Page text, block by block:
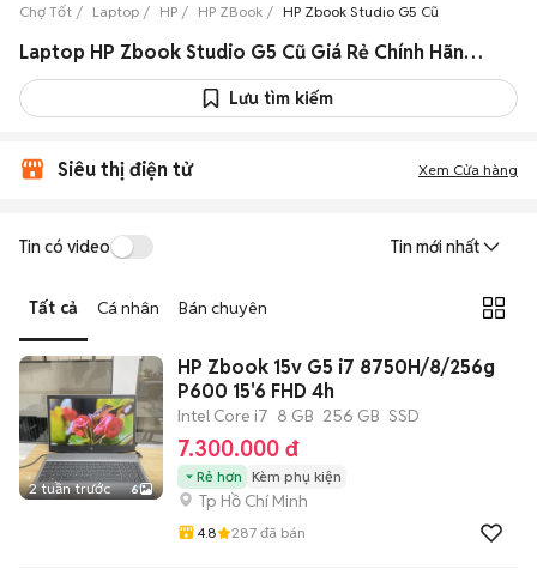
Chợ Tốt Laptop HP HP ZBook HP Zbook Studio G5 Cũ
Laptop HP Zbook Studio G5 Cũ Giá Rẻ Chính Hãng 08/2026
Lưu tìm kiếm
Siêu thị điện tử Xem Cửa hàng
Tin có video Tin mới nhất
Tất cả Cá nhân Bán chuyên
2 tuần trước 6
HP Zbook 15v G5 i7 8750H/8/256g
P600 15'6 FHD 4h
Intel Core i7 8 GB 256 GB SSD
7.300.000 đ
Rẻ hơn Kèm phụ kiện
Tp Hồ Chí Minh
4.8 287 đã bán